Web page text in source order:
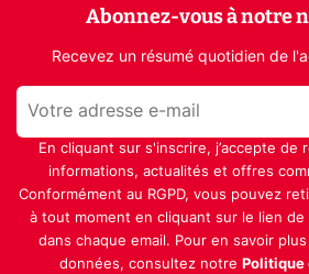
Abonnez-vous à notre
Recevez un résumé quotidien de
En cliquant sur s'inscrire, j’accepte de
informations, actualités et offres
Conformément au RGPD, vous pouvez
à tout moment en cliquant sur le lien
dans chaque email. Pour en savoir
données, consultez notre